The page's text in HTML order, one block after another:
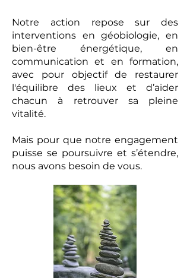
Notre action repose sur des
interventions en géobiologie, en
bien-être énergétique, en
communication et en formation,
avec pour objectif de restaurer
l'équilibre des lieux et d’aider
chacun à retrouver sa pleine
vitalité.
Mais pour que notre engagement
puisse se poursuivre et s’étendre,
nous avons besoin de vous.